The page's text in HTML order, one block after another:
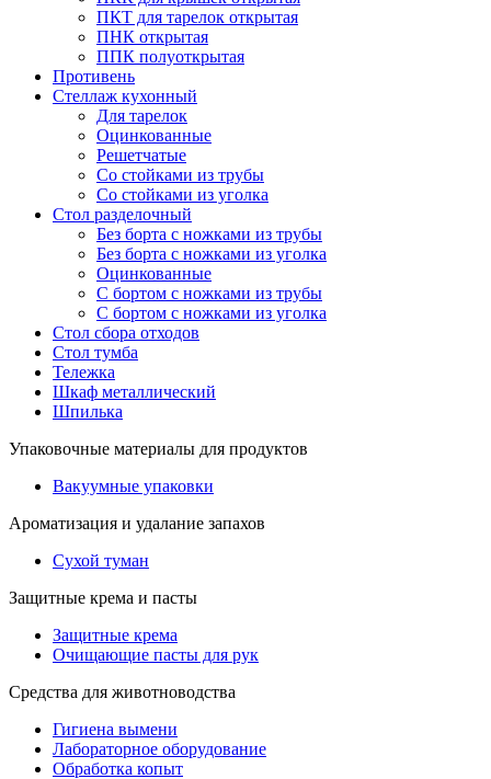
ПКТ для тарелок открытая
ПНК открытая
ППК полуоткрытая
Противень
Стеллаж кухонный
Для тарелок
Оцинкованные
Решетчатые
Со стойками из трубы
Со стойками из уголка
Стол разделочный
Без борта с ножками из трубы
Без борта с ножками из уголка
Оцинкованные
С бортом с ножками из трубы
С бортом с ножками из уголка
Стол сбора отходов
Стол тумба
Тележка
Шкаф металлический
Шпилька
Упаковочные материалы для продуктов
Вакуумные упаковки
Ароматизация и удалание запахов
Сухой туман
Защитные крема и пасты
Защитные крема
Очищающие пасты для рук
Средства для животноводства
Гигиена вымени
Лабораторное оборудование
Обработка копыт